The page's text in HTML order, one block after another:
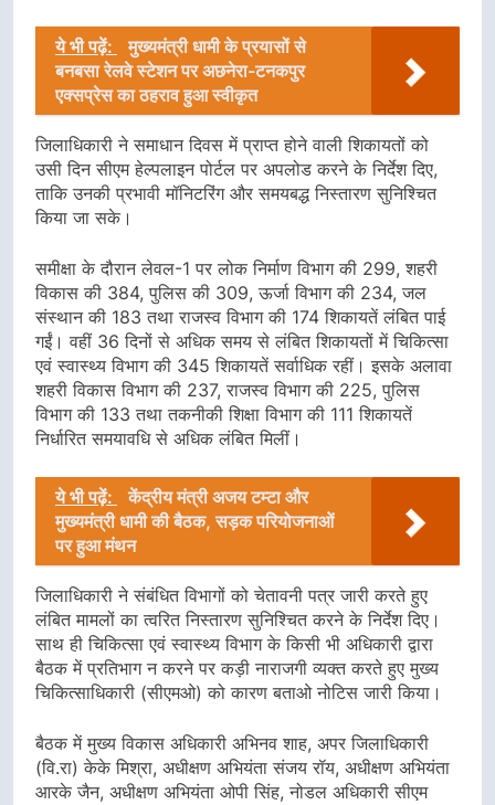
ये भी पढ़ें:
मुख्यमंत्री धामी के प्रयासों से
बनबसा रेलवे स्टेशन पर अछनेरा-टनकपुर
एक्सप्रेस का ठहराव हुआ स्वीकृत
जिलाधिकारी ने समाधान दिवस में प्राप्त होने वाली शिकायतों को
उसी दिन सीएम हेल्पलाइन पोर्टल पर अपलोड करने के निर्देश दिए,
ताकि उनकी प्रभावी मॉनिटरिंग और समयबद्ध निस्तारण सुनिश्चित
किया जा सके।
समीक्षा के दौरान लेवल-1 पर लोक निर्माण विभाग की 299, शहरी
विकास की 384, पुलिस की 309, ऊर्जा विभाग की 234, जल
संस्थान की 183 तथा राजस्व विभाग की 174 शिकायतें लंबित पाई
गईं। वहीं 36 दिनों से अधिक समय से लंबित शिकायतों में चिकित्सा
एवं स्वास्थ्य विभाग की 345 शिकायतें सर्वाधिक रहीं। इसके अलावा
शहरी विकास विभाग की 237, राजस्व विभाग की 225, पुलिस
विभाग की 133 तथा तकनीकी शिक्षा विभाग की 111 शिकायतें
निर्धारित समयावधि से अधिक लंबित मिलीं।
ये भी पढ़ें:
केंद्रीय मंत्री अजय टम्टा और
मुख्यमंत्री धामी की बैठक, सड़क परियोजनाओं
पर हुआ मंथन
जिलाधिकारी ने संबंधित विभागों को चेतावनी पत्र जारी करते हुए
लंबित मामलों का त्वरित निस्तारण सुनिश्चित करने के निर्देश दिए।
साथ ही चिकित्सा एवं स्वास्थ्य विभाग के किसी भी अधिकारी द्वारा
बैठक में प्रतिभाग न करने पर कड़ी नाराजगी व्यक्त करते हुए मुख्य
चिकित्साधिकारी (सीएमओ) को कारण बताओ नोटिस जारी किया।
बैठक में मुख्य विकास अधिकारी अभिनव शाह, अपर जिलाधिकारी
(वि.रा) केके मिश्रा, अधीक्षण अभियंता संजय रॉय, अधीक्षण अभियंता
आरके जैन, अधीक्षण अभियंता ओपी सिंह, नोडल अधिकारी सीएम